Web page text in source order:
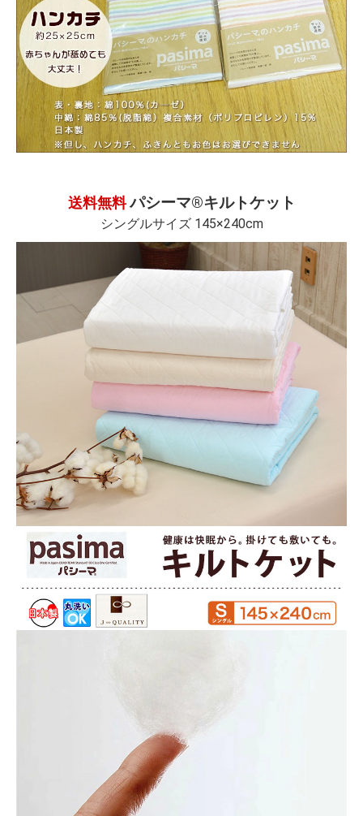
送料無料 パシーマ®キルトケット
シングルサイズ 145×240cm